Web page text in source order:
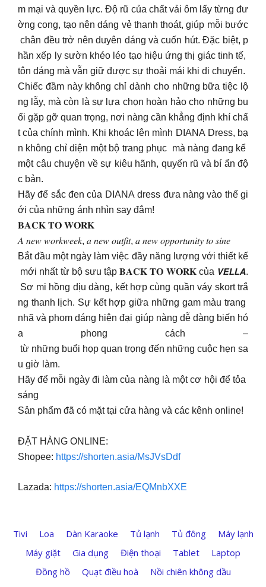
m mại và quyền lực. Độ rũ của chất vải ôm lấy từng đư
ờng cong, tạo nên dáng vẻ thanh thoát, giúp mỗi bước
chân đều trở nên duyên dáng và cuốn hút. Đặc biệt, p
hần xếp ly sườn khéo léo tạo hiệu ứng thị giác tinh tế,
tôn dáng mà vẫn giữ được sự thoải mái khi di chuyển.
Chiếc đầm này không chỉ dành cho những bữa tiệc lộ
ng lẫy, mà còn là sự lựa chọn hoàn hảo cho những bu
ổi gặp gỡ quan trọng, nơi nàng cần khẳng định khí chấ
t của chính mình. Khi khoác lên mình DIANA Dress, bạ
n không chỉ diện một bộ trang phục mà nàng đang kể
một câu chuyện về sự kiêu hãnh, quyến rũ và bí ẩn độ
c bản.
Hãy để sắc đen của DIANA dress đưa nàng vào thế gi
ới của những ánh nhìn say đắm!
𝐁𝐀𝐂𝐊 𝐓𝐎 𝐖𝐎𝐑𝐊
𝐴 𝑛𝑒𝑤 𝑤𝑜𝑟𝑘𝑤𝑒𝑒𝑘, 𝑎 𝑛𝑒𝑤 𝑜𝑢𝑡𝑓𝑖𝑡, 𝑎 𝑛𝑒𝑤 𝑜𝑝𝑝𝑜𝑟𝑡𝑢𝑛𝑖𝑡𝑦 𝑡𝑜 𝑠𝑖𝑛𝑒
Bắt đầu một ngày làm việc đầy năng lượng với thiết kế
mới nhất từ bộ sưu tập 𝐁𝐀𝐂𝐊 𝐓𝐎 𝐖𝐎𝐑𝐊 của 𝙑𝙀𝙇𝙇𝘼.
Sơ mi hồng dịu dàng, kết hợp cùng quần váy skort trắ
ng thanh lịch. Sự kết hợp giữa những gam màu trang
nhã và phom dáng hiện đại giúp nàng dễ dàng biến hó
a phong cách –
từ những buổi họp quan trọng đến những cuộc hẹn sa
u giờ làm.
Hãy để mỗi ngày đi làm của nàng là một cơ hội để tỏa
sáng
Sản phẩm đã có mặt tại cửa hàng và các kênh online!
ĐẶT HÀNG ONLINE:
Shopee: https://shorten.asia/MsJVsDdf
Lazada: https://shorten.asia/EQMnbXXE
Tivi Loa Dàn Karaoke Tủ lạnh Tủ đông
Máy lạnh
Máy giặt
Gia dụng Điện thoại Tablet
Laptop
Đồng hồ
Quạt điều hoà
Nồi chiên không dầu